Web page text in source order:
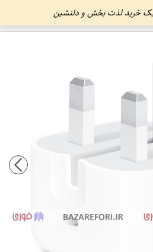
یک خرید لذت بخش و دلنشین